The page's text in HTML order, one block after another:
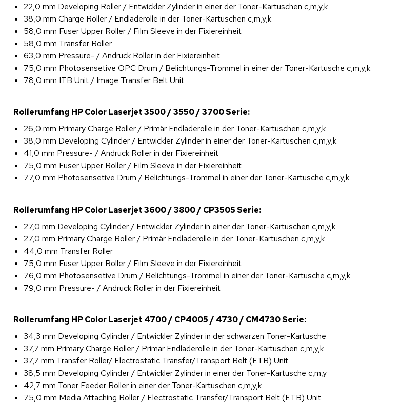
22,0 mm Developing Roller / Entwickler Zylinder in einer der Toner-Kartuschen c,m,y,k
38,0 mm Charge Roller / Endladerolle in der Toner-Kartuschen c,m,y,k
58,0 mm Fuser Upper Roller / Film Sleeve in der Fixiereinheit
58,0 mm Transfer Roller
63,0 mm Pressure- / Andruck Roller in der Fixiereinheit
75,0 mm Photosensetive OPC Drum / Belichtungs-Trommel in einer der Toner-Kartusche c,m,y,k
78,0 mm ITB Unit / Image Transfer Belt Unit
Rollerumfang HP Color Laserjet 3500 / 3550 / 3700 Serie:
26,0 mm Primary Charge Roller / Primär Endladerolle in der Toner-Kartuschen c,m,y,k
38,0 mm Developing Cylinder / Entwickler Zylinder in einer der Toner-Kartuschen c,m,y,k
41,0 mm Pressure- / Andruck Roller in der Fixiereinheit
75,0 mm Fuser Upper Roller / Film Sleeve in der Fixiereinheit
77,0 mm Photosensetive Drum / Belichtungs-Trommel in einer der Toner-Kartusche c,m,y,k
Rollerumfang HP Color Laserjet 3600 / 3800 / CP3505 Serie:
27,0 mm Developing Cylinder / Entwickler Zylinder in einer der Toner-Kartuschen c,m,y,k
27,0 mm Primary Charge Roller / Primär Endladerolle in der Toner-Kartuschen c,m,y,k
44,0 mm Transfer Roller
75,0 mm Fuser Upper Roller / Film Sleeve in der Fixiereinheit
76,0 mm Photosensetive Drum / Belichtungs-Trommel in einer der Toner-Kartusche c,m,y,k
79,0 mm Pressure- / Andruck Roller in der Fixiereinheit
Rollerumfang HP Color Laserjet 4700 / CP4005 / 4730 / CM4730 Serie:
34,3 mm Developing Cylinder / Entwickler Zylinder in der schwarzen Toner-Kartusche
37,7 mm Primary Charge Roller / Primär Endladerolle in der Toner-Kartuschen c,m,y,k
37,7 mm Transfer Roller/ Electrostatic Transfer/Transport Belt (ETB) Unit
38,5 mm Developing Cylinder / Entwickler Zylinder in einer der Toner-Kartusche c,m,y
42,7 mm Toner Feeder Roller in einer der Toner-Kartuschen c,m,y,k
75,0 mm Media Attaching Roller / Electrostatic Transfer/Transport Belt (ETB) Unit